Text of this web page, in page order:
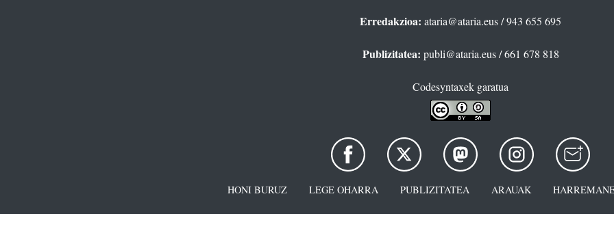
Erredakzioa: ataria@ataria.eus/ 943 655 695
Publizitatea: publi@ataria.eus/ 661 678 818
Codesyntaxek garatua
HONI BURUZ LEGE OHARRA PUBLIZITATEA ARAUAK